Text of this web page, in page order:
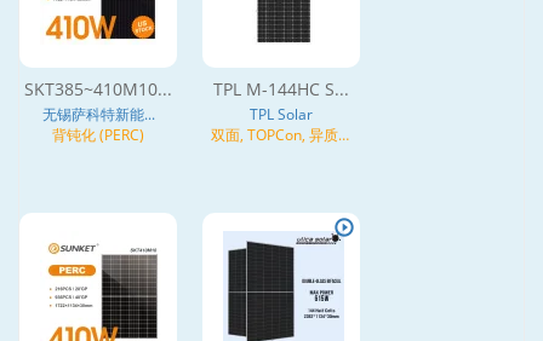
SKT385~410M10...
无锡萨科特新能...
背钝化 (PERC)
TPL M-144HC S...
TPL Solar
双面, TOPCon, 异质结